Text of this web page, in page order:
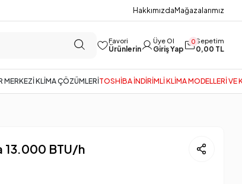
HakkımızdaMağazalarımız
Favori
Ürünlerin
Üye Ol
Giriş Yap
0Sepetim
0,00 TL
MERKEZİ KLİMA ÇÖZÜMLERİTOSHİBA İNDİRİMLİ KLİMA MODELLERİ VE
13.000 BTU/h